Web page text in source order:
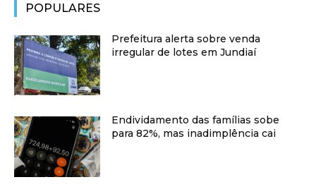
POPULARES
Prefeitura alerta sobre venda
irregular de lotes em Jundiaí
Endividamento das famílias sobe
para 82%, mas inadimplência cai